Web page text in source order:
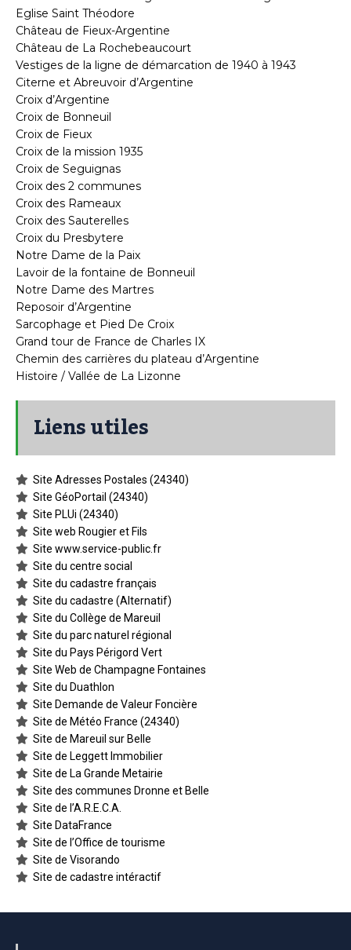
Eglise Saint Théodore
Château de Fieux-Argentine
Château de La Rochebeaucourt
Vestiges de la ligne de démarcation de 1940 à 1943
Citerne et Abreuvoir d’Argentine
Croix d’Argentine
Croix de Bonneuil
Croix de Fieux
Croix de la mission 1935
Croix de Seguignas
Croix des 2 communes
Croix des Rameaux
Croix des Sauterelles
Croix du Presbytere
Notre Dame de la Paix
Lavoir de la fontaine de Bonneuil
Notre Dame des Martres
Reposoir d’Argentine
Sarcophage et Pied De Croix
Grand tour de France de Charles IX
Chemin des carrières du plateau d’Argentine
Histoire / Vallée de La Lizonne
Liens utiles
Site Adresses Postales (24340)
Site GéoPortail (24340)
Site PLUi (24340)
Site web Rougier et Fils
Site www.service-public.fr
Site du centre social
Site du cadastre français
Site du cadastre (Alternatif)
Site du Collège de Mareuil
Site du parc naturel régional
Site du Pays Périgord Vert
Site Web de Champagne Fontaines
Site du Duathlon
Site Demande de Valeur Foncière
Site de Météo France (24340)
Site de Mareuil sur Belle
Site de Leggett Immobilier
Site de La Grande Metairie
Site des communes Dronne et Belle
Site de l’A.R.E.C.A.
Site DataFrance
Site de l’Office de tourisme
Site de Visorando
Site de cadastre intéractif